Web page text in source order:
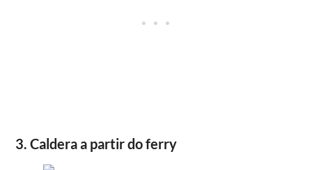
3. Caldera a partir do ferry